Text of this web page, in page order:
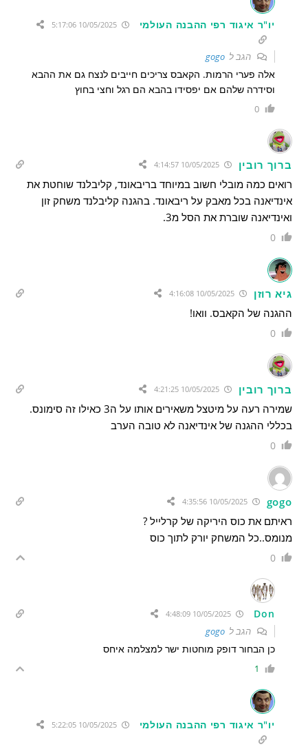
יו"ר איגוד רפי ההבנה העולמי 10/05/2025 5:17:06
הגב לgogo
אלה פערי הרמות. הקאבס צריכים חייבים לנצח גם את ההבא
וסידרה שלהם אם יפסידו בהבא הם רגל וחצי בחוץ
0
ברוך רובין 10/05/2025 4:14:57
רואים כמה מובלי חשוב במיוחד בריבאונד, קליבלנד שוחטת את
אינדיאנה בכל מאבק על ריבאונד. בהגנה קליבלנד משחק זון
ואינדיאנה שוברת את הסל מ3.
0
גיא רוזן 10/05/2025 4:16:08
ההגנה של הקאבס. וואו!
0
ברוך רובין 10/05/2025 4:21:25
שמירה רעה על מיטצל משאירים אותו על ה3 כאילו זה סימונס.
בכללי ההגנה של אינדיאנה לא טובה הערב
0
gogo
10/05/2025 4:35:56
ראיתם את כוס היריקה של קרלייל ?
מנומס..כל המשחק יורק לתוך כוס
0
Don
הגב לgogo
כן הבחור דופק מוחטות ישר למצלמה איחס
1
יו"ר איגוד רפי ההבנה העולמי 10/05/2025 5:22:05